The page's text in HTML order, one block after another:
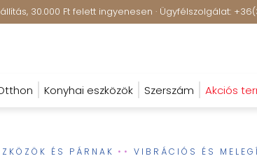
30.000 Ft felett ingyenesen · Ügyfélszolgálat:
Konyhai eszközök Szerszám Akciós
ÉS PÁRNAK VIBRÁCIÓS ÉS